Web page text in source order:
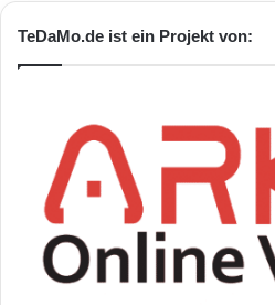
TeDaMo.de ist ein Projekt von: